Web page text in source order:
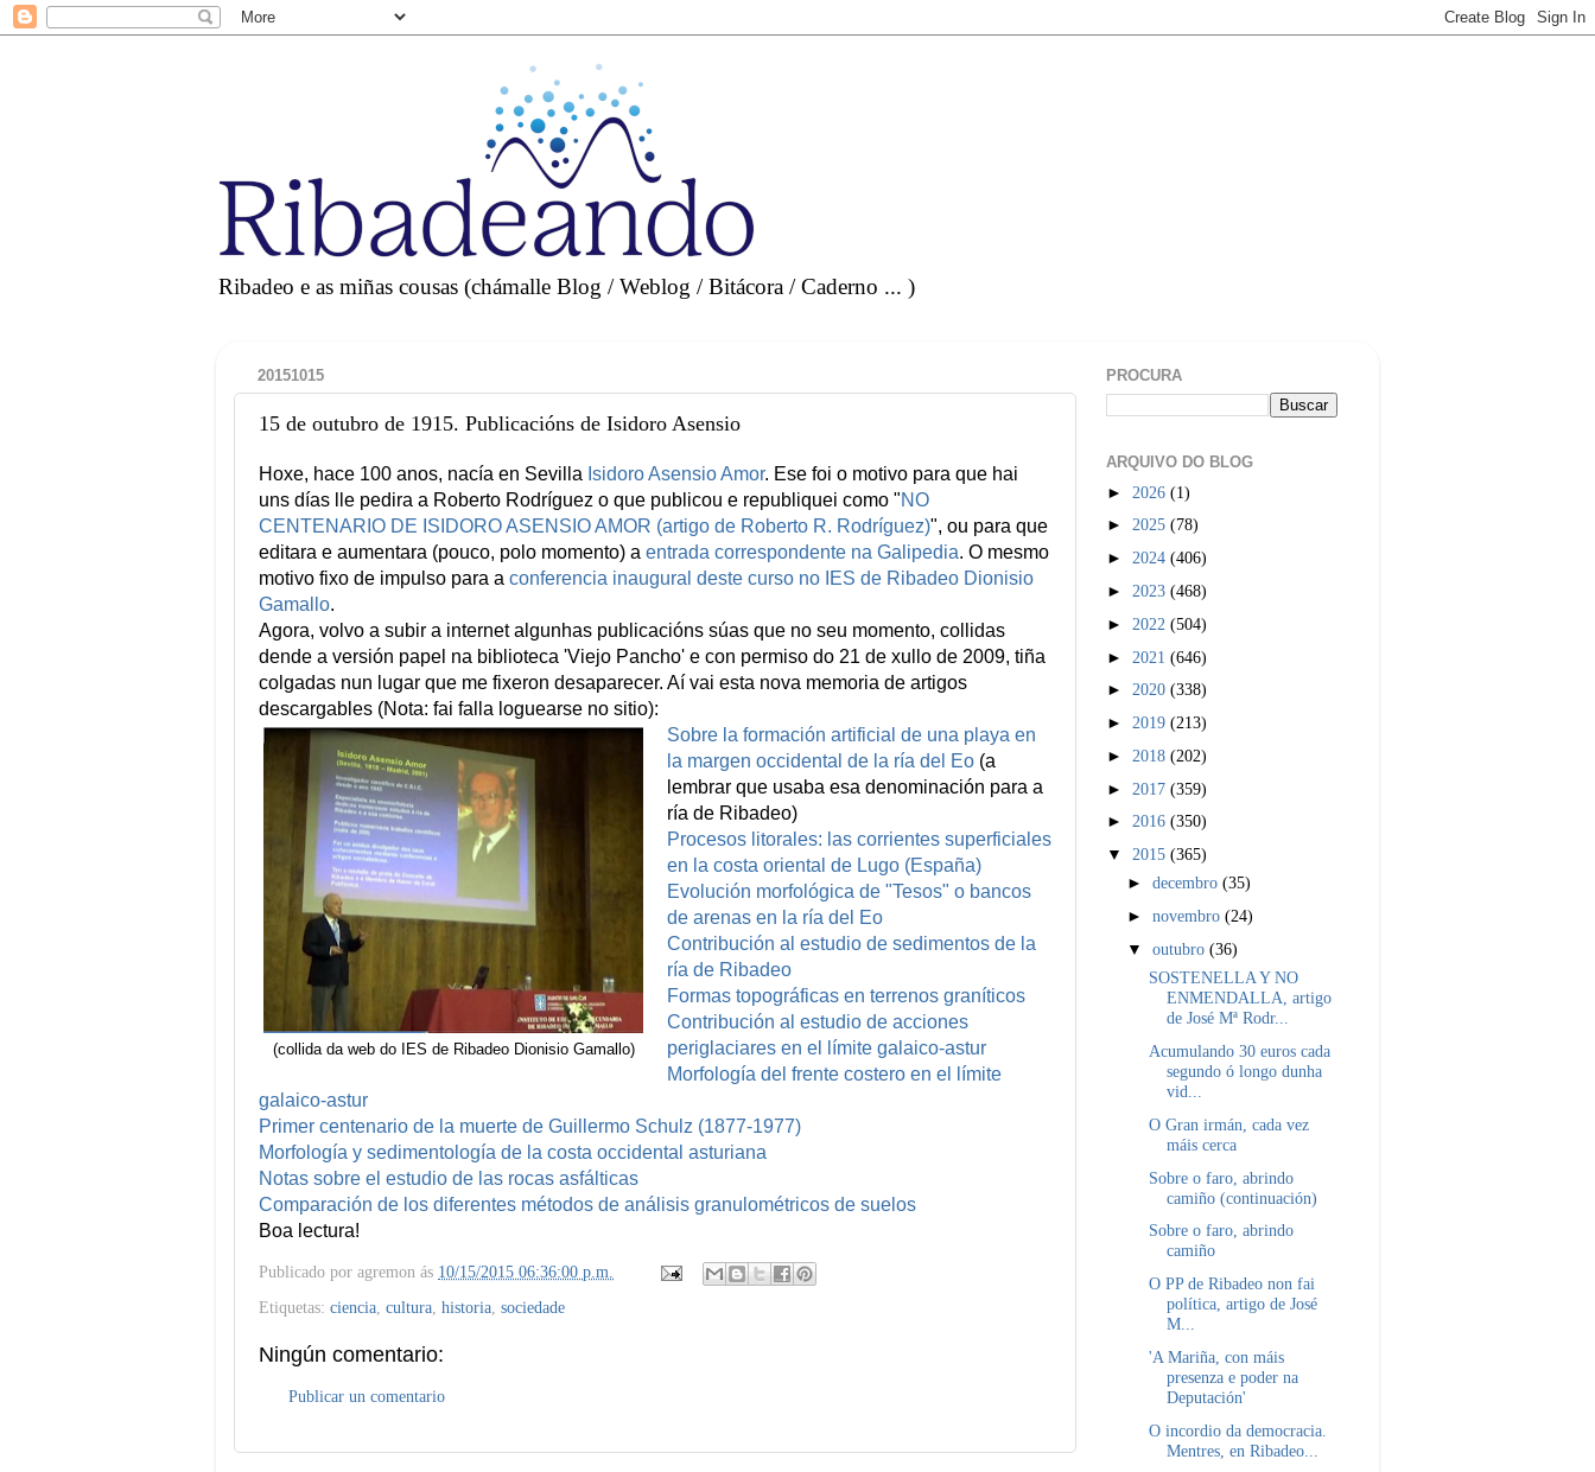
Ribadeo e as miñas cousas (chámalle Blog / Weblog / Bitácora / Caderno ... )
20151015
15 de outubro de 1915. Publicacións de Isidoro Asensio
Hoxe, hace 100 anos, nacía en Sevilla Isidoro Asensio Amor. Ese foi o motivo para que hai
uns días lle pedira a Roberto Rodríguez o que publicou e republiquei como "NO
CENTENARIO DE ISIDORO ASENSIO AMOR (artigo de Roberto R. Rodríguez)", ou para que
editara e aumentara (pouco, polo momento) a entrada correspondente na Galipedia. O mesmo
motivo fixo de impulso para a conferencia inaugural deste curso no IES de Ribadeo Dionisio
Gamallo.
Agora, volvo a subir a internet algunhas publicacións súas que no seu momento, collidas
dende a versión papel na biblioteca 'Viejo Pancho' e con permiso do 21 de xullo de 2009, tiña
colgadas nun lugar que me fixeron desaparecer. Aí vai esta nova memoria de artigos
descargables (Nota: fai falla loguearse no sitio):
(collida da web do IES de Ribadeo Dionisio Gamallo)
Sobre la formación artificial de una playa en
la margen occidental de la ría del Eo(a
lembrar que usaba esa denominación para a
ría de Ribadeo)
Procesos litorales: las corrientes superficiales
en la costa oriental de Lugo (España)
Evolución morfológica de "Tesos" o bancos
de arenas en la ría del Eo
Contribución al estudio de sedimentos de la
ría de Ribadeo
Formas topográficas en terrenos graníticos
Contribución al estudio de acciones
periglaciares en el límite galaico-astur
Morfología del frente costero en el límite
galaico-astur
Primer centenario de la muerte de Guillermo Schulz (1877-1977)
Morfología y sedimentología de la costa occidental asturiana
Notas sobre el estudio de las rocas asfálticas
Comparación de los diferentes métodos de análisis granulométricos de suelos
Boa lectura!
Publicado por agremon ás 10/15/2015 06:36:00 p.m.
Etiquetas: ciencia cultura historia sociedade
Ningún comentario:
Publicar un comentario
PROCURA
ARQUIVO DO BLOG
► 2026 (1)
► 2025 (78)
► 2024 (406)
► 2023 (468)
► 2022 (504)
► 2021 (646)
► 2020 (338)
► 2019 (213)
► 2018 (202)
► 2017 (359)
► 2016 (350)
▼ 2015 (365)
►decembro(35)
►novembro(24)
▼outubro(36)
SOSTENELLA Y NO
ENMENDALLA, artigo
de José Mª Rodr...
Acumulando 30 euros cada
segundo ó longo dunha
vid...
O Gran irmán, cada vez
máis cerca
Sobre o faro, abrindo
camiño (continuación)
Sobre o faro, abrindo
camiño
O PP de Ribadeo non fai
política, artigo de José
M...
'A Mariña, con máis
presenza e poder na
Deputación'
O incordio da democracia.
Mentres, en Ribadeo...